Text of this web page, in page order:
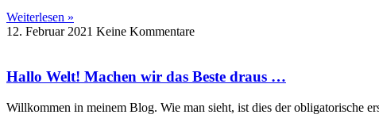
Weiterlesen »
12. Februar 2021 Keine Kommentare
Hallo Welt! Machen wir das Beste draus …
Willkommen in meinem Blog. Wie man sieht, ist dies der obligatorische